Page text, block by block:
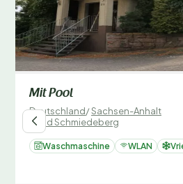
Mit Pool
Deutschland/Sachsen-Anhalt
/Bad Schmiedeberg
Waschmaschine WLAN